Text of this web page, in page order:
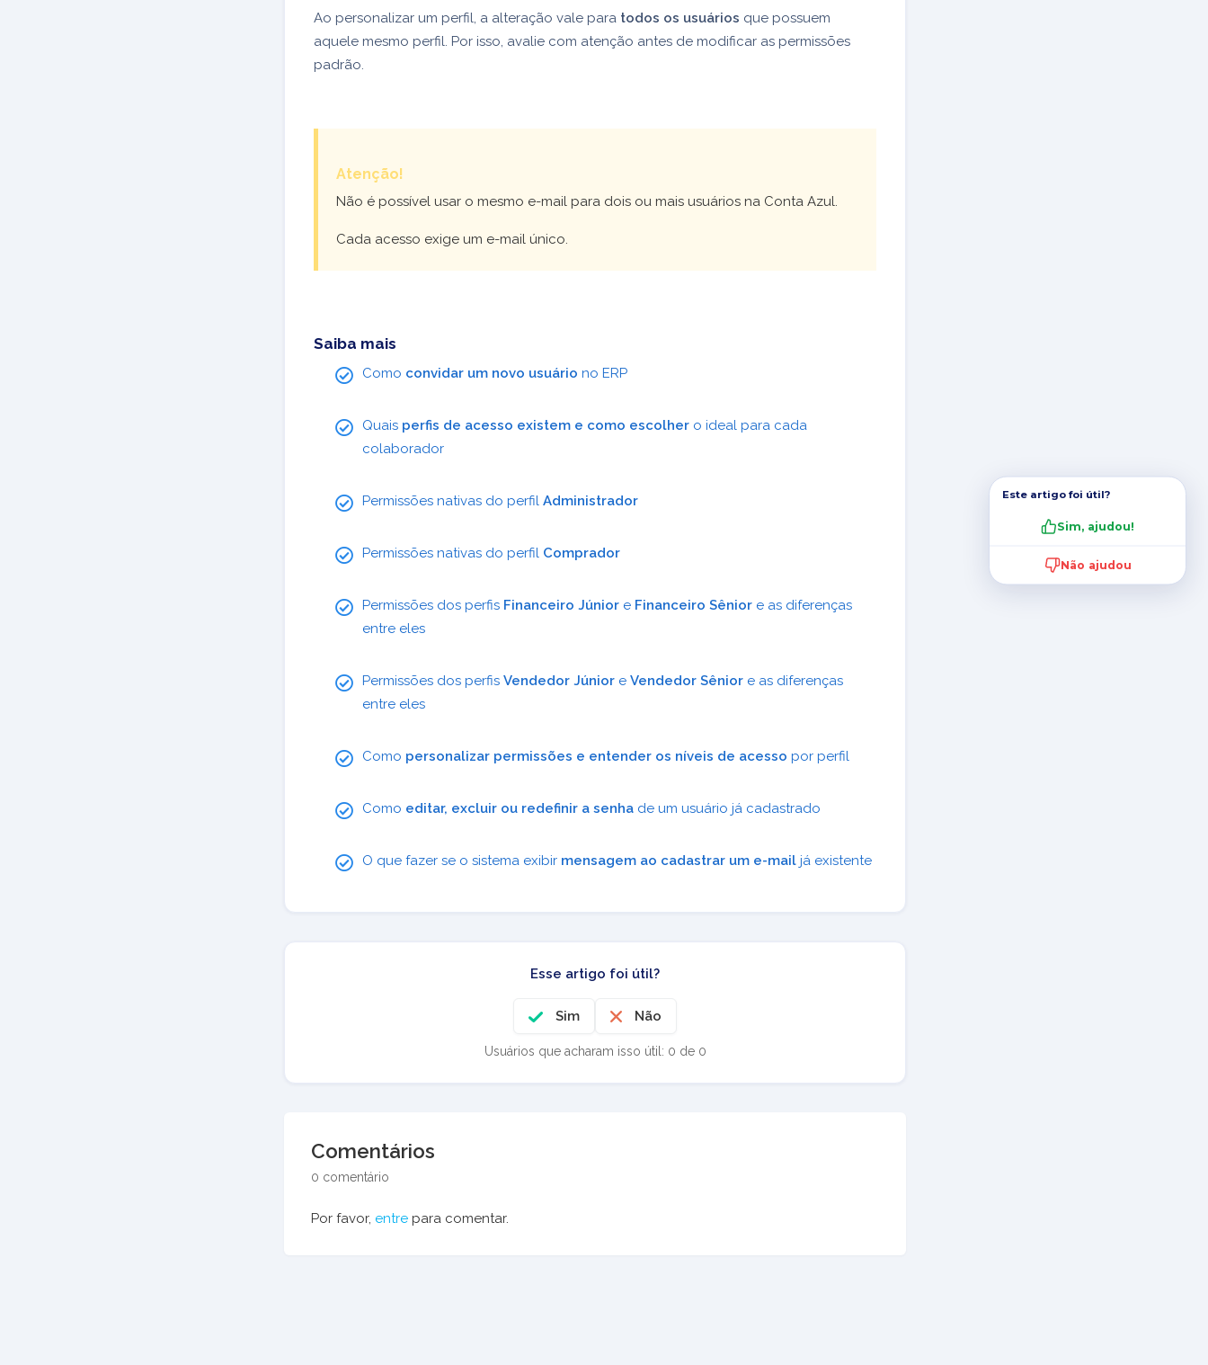
Ao personalizar um perfil, a alteração vale para todos os usuários que possuem
aquele mesmo perfil. Por isso, avalie com atenção antes de modificar as permissões
padrão.
Atenção!
Não é possível usar o mesmo e-mail para dois ou mais usuários na Conta Azul.
Cada acesso exige um e-mail único.
Saiba mais
Como convidar um novo usuário no ERP
Quais perfis de acesso existem e como escolher o ideal para cada
colaborador
Permissões nativas do perfil Administrador
Permissões nativas do perfil Comprador
Permissões dos perfis Financeiro Júnior e Financeiro Sênior e as diferenças
entre eles
Permissões dos perfis Vendedor Júnior e Vendedor Sênior e as diferenças
entre eles
Como personalizar permissões e entender os níveis de acesso por perfil
Como editar, excluir ou redefinir a senha de um usuário já cadastrado
O que fazer se o sistema exibir mensagem ao cadastrar um e-mail já existente
Esse artigo foi útil?
Sim Não
Usuários que acharam isso útil: 0 de 0
Comentários
0 comentário
Por favor, entre para comentar.
Este artigo foi útil?
Sim, ajudou!
Não ajudou